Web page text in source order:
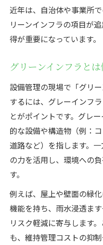
例集活用
グリーンインフ
設備管理業務で
グリーンインフ
設備管理の現場
ト
グリーンインフラ導
グリーンインフ
体的効果
設備管理のコス
ラの関係
近年は、自治体や事業所
リーンインフラの項目が
得が重要になっています。
グリーンインフラと
設備管理の現場で「グリ
するには、グレーインフ
とがポイントです。グレ
的な設備や構造物（例：
道路など）を指します。
の力を活用し、環境への
す。
例えば、屋上や壁面の緑
機能を持ち、雨水浸透ま
リスク軽減に寄与します
も、維持管理コストの抑